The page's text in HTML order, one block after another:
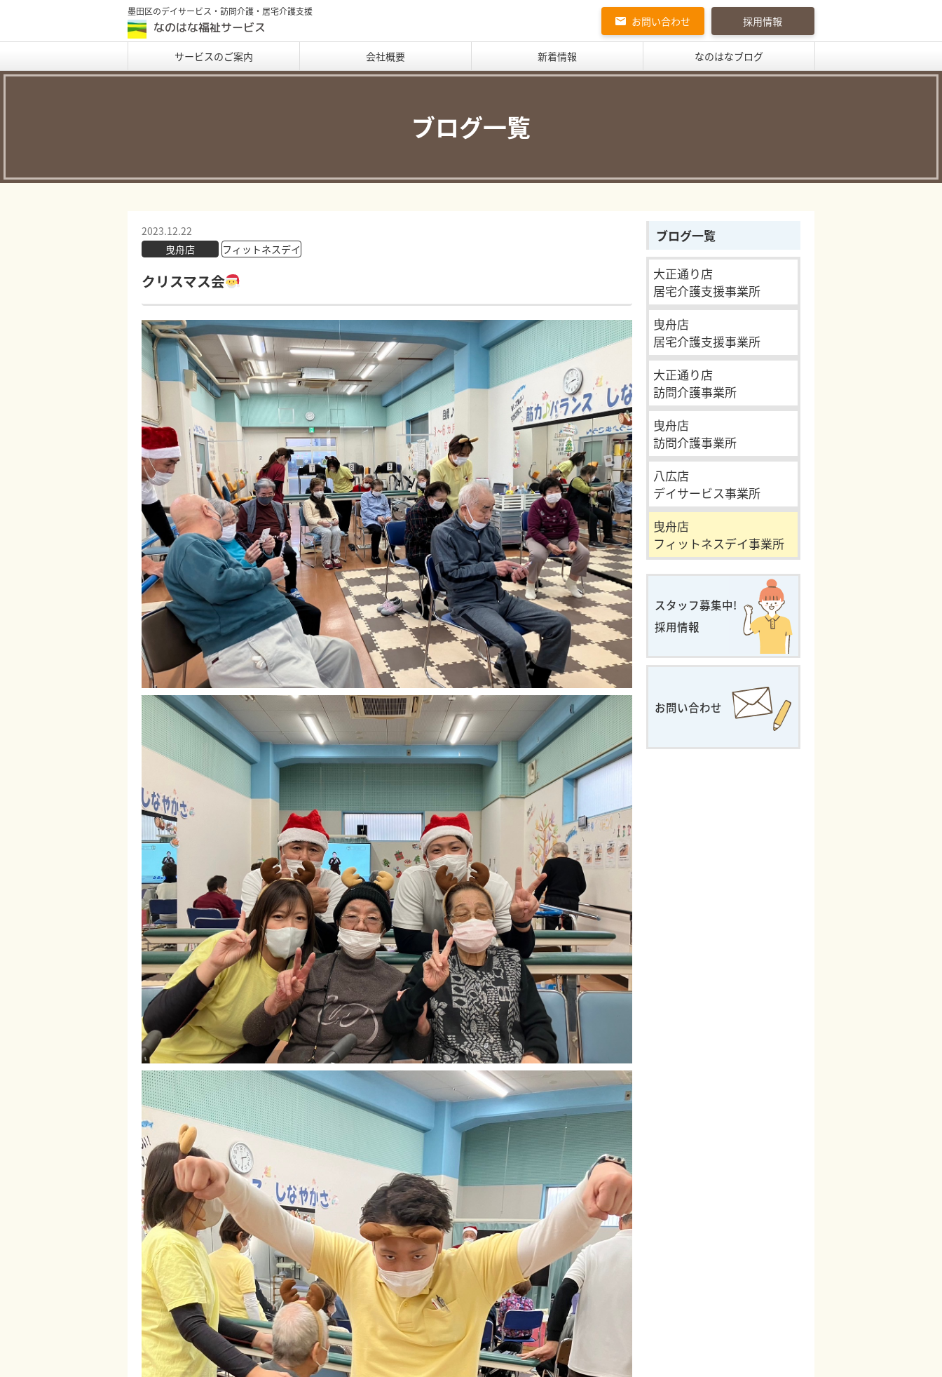
墨田区のデイサービス・訪問介護・居宅介護支援
お問い合わせ 採用情報
サービスのご案内 会社概要 新着情報 なのはなブログ
ブログ一覧
2023.12.22
曳舟店
フィットネスデイ
クリスマス会
ブログ一覧
大正通り店
居宅介護支援事業所
曳舟店
居宅介護支援事業所
大正通り店
訪問介護事業所
曳舟店
訪問介護事業所
八広店
デイサービス事業所
曳舟店
フィットネスデイ事業所
スタッフ募集中!
採用情報
お問い合わせ